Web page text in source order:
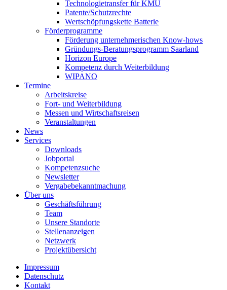
Technologietransfer für KMU
Patente/Schutzrechte
Wertschöpfungskette Batterie
Förderprogramme
Förderung unternehmerischen Know-hows
Gründungs-Beratungsprogramm Saarland
Horizon Europe
Kompetenz durch Weiterbildung
WIPANO
Termine
Arbeitskreise
Fort- und Weiterbildung
Messen und Wirtschaftsreisen
Veranstaltungen
News
Services
Downloads
Jobportal
Kompetenzsuche
Newsletter
Vergabebekanntmachung
Über uns
Geschäftsführung
Team
Unsere Standorte
Stellenanzeigen
Netzwerk
Projektübersicht
Impressum
Datenschutz
Kontakt